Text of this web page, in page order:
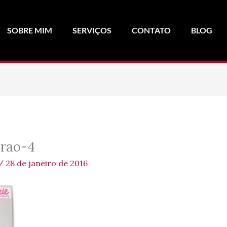
SOBRE MIM SERVIÇOS CONTATO BLOG
4
/ 28 de janeiro de 2016